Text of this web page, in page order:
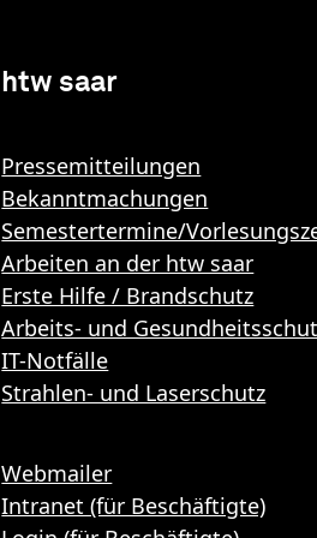
htw saar
Pressemitteilungen
Bekanntmachungen
Semestertermine/
Arbeiten an der htw saar
Erste Hilfe / Brandschutz
Arbeits- und
IT-Notfälle
Strahlen- und Laserschutz
Webmailer
Intranet (für Beschäftigte)